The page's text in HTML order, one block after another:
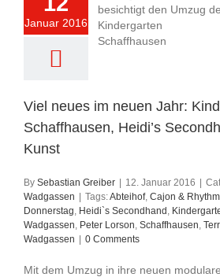
Januar 2016
Viel neues im neuen Jahr:
Schaffhausen, Heidi’s
Kunst
By Sebastian Greiber 12. Januar 2016
Wadgassen
Tags:Abteihof, Cajon &
Donnerstag, Heidi`s Secondhand ,
Wadgassen, Peter Lorson, Schaffhausen,
Wadgassen
0 Comments
Mit dem Umzug in ihre neuen